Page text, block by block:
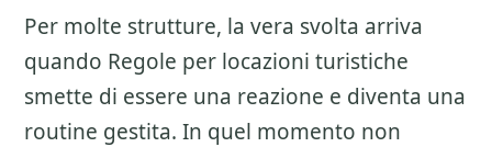
Per molte strutture, la vera svolta arriva
quando Regole per locazioni turistiche
smette di essere una reazione e diventa una
routine gestita. In quel momento non